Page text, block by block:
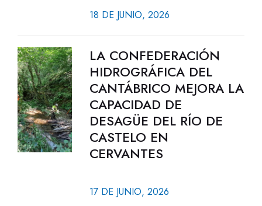
18 DE JUNIO, 2026
LA CONFEDERACIÓN
HIDROGRÁFICA DEL
CANTÁBRICO MEJORA LA
CAPACIDAD DE
DESAGÜE DEL RÍO DE
CASTELO EN
CERVANTES
17 DE JUNIO, 2026